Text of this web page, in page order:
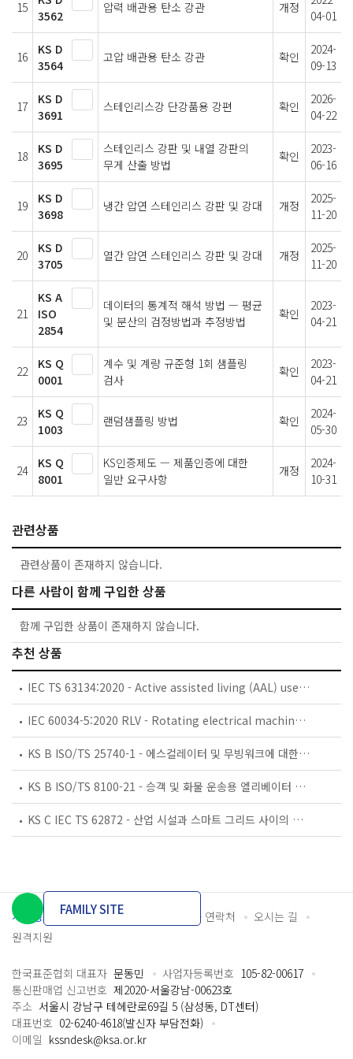
15
3562
압력 배관용 탄소 강관 개정
04-01
16
KS D
3564
고압 배관용 탄소 강관 확인
2024-
09-13
17
KS D
3691
스테인리스강 단강품용 강편 확인
2026-
04-22
18
KS D
3695
스테인리스 강판 및 내열 강판의
무게 산출 방법
확인
2023-
06-16
19
KS D
3698
냉간 압연 스테인리스 강판 및 강대 개정
2025-
11-20
20
KS D
3705
열간 압연 스테인리스 강판 및 강대 개정
2025-
11-20
21
KS A
ISO
2854
데이터의 통계적 해석 방법 — 평균
및 분산의 검정방법과 추정방법
확인
2023-
04-21
22
KS Q
0001
계수 및 계량 규준형 1회 샘플링
검사
확인
2023-
04-21
23
KS Q
1003
랜덤샘플링 방법 확인
2024-
05-30
24
KS Q
8001
KS인증제도 — 제품인증에 대한
일반 요구사항
개정
2024-
10-31
관련상품
관련상품이 존재하지 않습니다.
다른 사람이 함께 구입한 상품
함께 구입한 상품이 존재하지 않습니다.
추천 상품
IEC TS 63134:2020 - Active assisted living (AAL) use cases
IEC 60034-5:2020 RLV - Rotating electrical machines - Part 5: Degrees of protection provided by the integral design of rotating electrical machines (IP code) - Classification
KS B ISO/TS 25740-1 - 에스컬레이터 및 무빙워크에 대한 안전요건 — 제1부: 세계공통 필수 안전요건(GESRs)
KS B ISO/TS 8100-21 - 승객 및 화물 운송용 엘리베이터 —제21부: 세계공통 필수안전요건(GESRs)을 충족하는 세계공통 안전 파라미터(GSPs)
KS C IEC TS 62872 - 산업 시설과 스마트 그리드 사이의 산업 공정 측정, 제어 및 자동화 시스템 인터페이스
개인정보처리방침 이용약관 담당자 연락처
오시는 길
원격지원
FAMILY SITE
한국표준협회 대표자 문동민 사업자등록번호 105-82-00617
통신판매업 신고번호 제2020-서울강남-00623호
주소 서울시 강남구 테헤란로69길 5 (삼성동, DT센터)
대표번호 02-6240-4618(발신자 부담전화)
이메일 kssndesk@ksa.or.kr